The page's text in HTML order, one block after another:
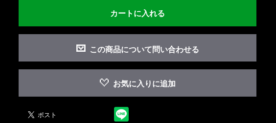
カートに入れる
この商品について問い合わせる
お気に入りに追加